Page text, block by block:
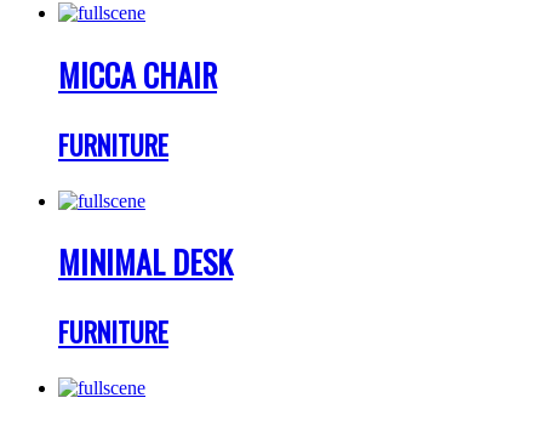
MICCA CHAIR
FURNITURE
MINIMAL DESK
FURNITURE